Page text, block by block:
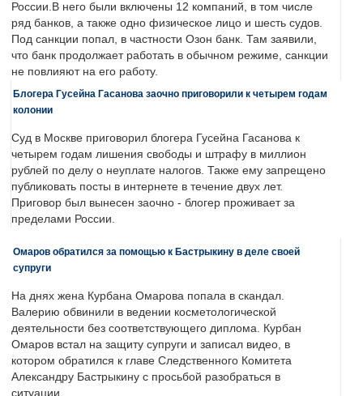
России.В него были включены 12 компаний, в том числе
ряд банков, а также одно физическое лицо и шесть судов.
Под санкции попал, в частности Озон банк. Там заявили,
что банк продолжает работать в обычном режиме, санкции
не повлияют на его работу.
Блогера Гусейна Гасанова заочно приговорили к четырем годам
колонии
Суд в Москве приговорил блогера Гусейна Гасанова к
четырем годам лишения свободы и штрафу в миллион
рублей по делу о неуплате налогов. Также ему запрещено
публиковать посты в интернете в течение двух лет.
Приговор был вынесен заочно - блогер проживает за
пределами России.
Омаров обратился за помощью к Бастрыкину в деле своей
супруги
На днях жена Курбана Омарова попала в скандал.
Валерию обвинили в ведении косметологической
деятельности без соответствующего диплома. Курбан
Омаров встал на защиту супруги и записал видео, в
котором обратился к главе Следственного Комитета
Александру Бастрыкину с просьбой разобраться в
ситуации.